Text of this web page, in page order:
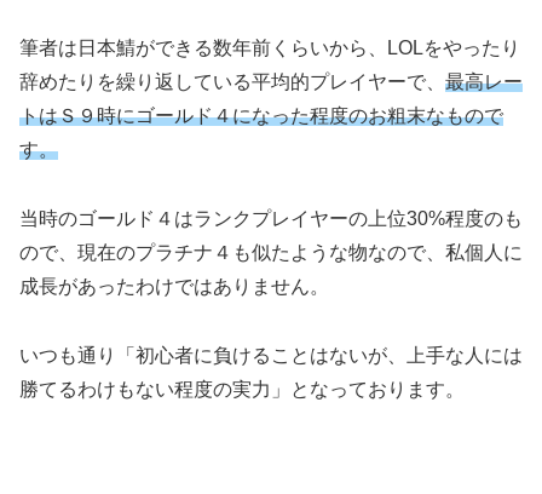
筆者は日本鯖ができる数年前くらいから、LOLをやったり
辞めたりを繰り返している平均的プレイヤーで、 最高レー
トはＳ９時にゴールド４になった程度のお粗末なもので
す。
当時のゴールド４はランクプレイヤーの上位30%程度のも
ので、現在のプラチナ４も似たような物なので、私個人に
成長があったわけではありません。
いつも通り「初心者に負けることはないが、上手な人には
勝てるわけもない程度の実力」となっております。